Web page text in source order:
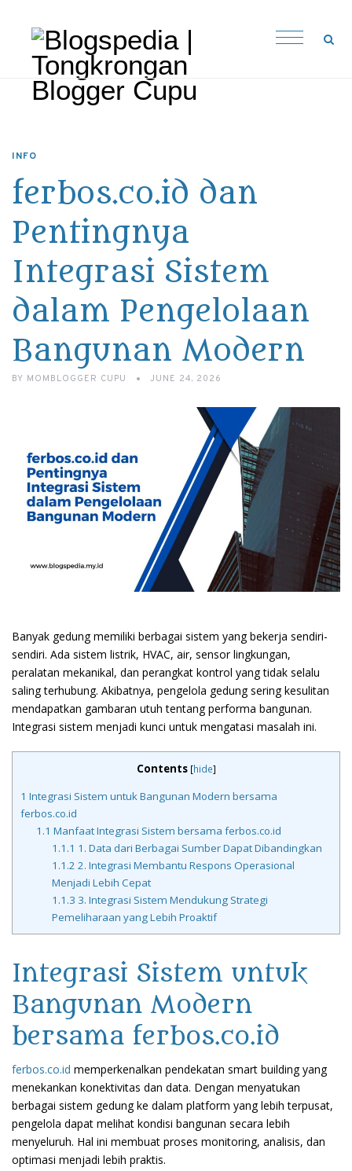
INFO
ferbos.co.id dan
Pentingnya
Integrasi Sistem
dalam Pengelolaan
Bangunan Modern
BY MOMBLOGGER CUPU JUNE 24, 2026
Banyak gedung memiliki berbagai sistem yang bekerja sendiri-
sendiri. Ada sistem listrik, HVAC, air, sensor lingkungan,
peralatan mekanikal, dan perangkat kontrol yang tidak selalu
saling terhubung. Akibatnya, pengelola gedung sering kesulitan
mendapatkan gambaran utuh tentang performa bangunan.
Integrasi sistem menjadi kunci untuk mengatasi masalah ini.
Contents [hide]
1 Integrasi Sistem untuk Bangunan Modern bersama
ferbos.co.id
1.1 Manfaat Integrasi Sistem bersama ferbos.co.id
1.1.1 1. Data dari Berbagai Sumber Dapat Dibandingkan
1.1.2 2. Integrasi Membantu Respons Operasional
Menjadi Lebih Cepat
1.1.3 3. Integrasi Sistem Mendukung Strategi
Pemeliharaan yang Lebih Proaktif
Integrasi Sistem untuk
Bangunan Modern
bersama ferbos.co.id
ferbos.co.id memperkenalkan pendekatan smart building yang
menekankan konektivitas dan data. Dengan menyatukan
berbagai sistem gedung ke dalam platform yang lebih terpusat,
pengelola dapat melihat kondisi bangunan secara lebih
menyeluruh. Hal ini membuat proses monitoring, analisis, dan
optimasi menjadi lebih praktis.